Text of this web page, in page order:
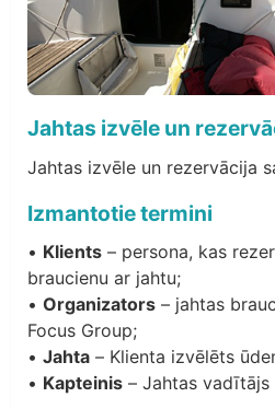
Jahtas izvēle un
Jahtas izvēle un rezervācija
Izmantotie termini
• Klients – persona, kas
braucienu ar jahtu;
• Organizators – jahtas
Focus Group;
• Jahta – Klienta izvēlēts
• Kapteinis – Jahtas vadītājs